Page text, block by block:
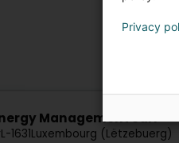
Management Sàrl
L-1631Luxembourg (Lëtzebuerg)
Privacy